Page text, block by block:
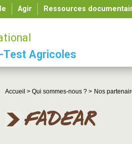
Agir Ressources
Test Agricoles
Accueil > Qui sommes-nous ? > Nos
FADEAR